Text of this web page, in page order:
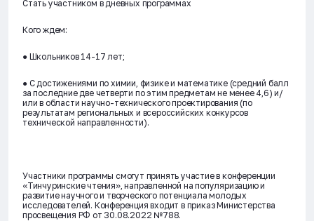
Стать участником в дневных программах
Кого ждем:
● Школьников 14-17 лет;
● С достижениями по химии, физике и математике (средний балл
за последние две четверти по этим предметам не менее 4,6) и/
или в области научно-технического проектирования (по
результатам региональных и всероссийских конкурсов
технической направленности).
Участники программы смогут принять участие в конференции
«Тинчуринские чтения», направленной на популяризацию и
развитие научного и творческого потенциала молодых
исследователей. Конференция входит в приказ Министерства
просвещения РФ от 30.08.2022 №788.